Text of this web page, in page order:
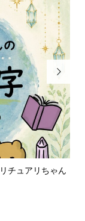
星占い ハワイ編
